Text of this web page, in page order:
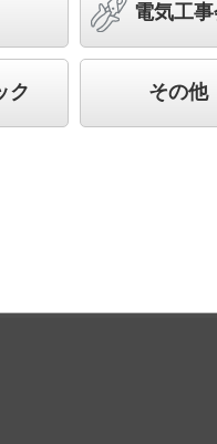
、高品質、快適性、先進性
電気工
ク その他